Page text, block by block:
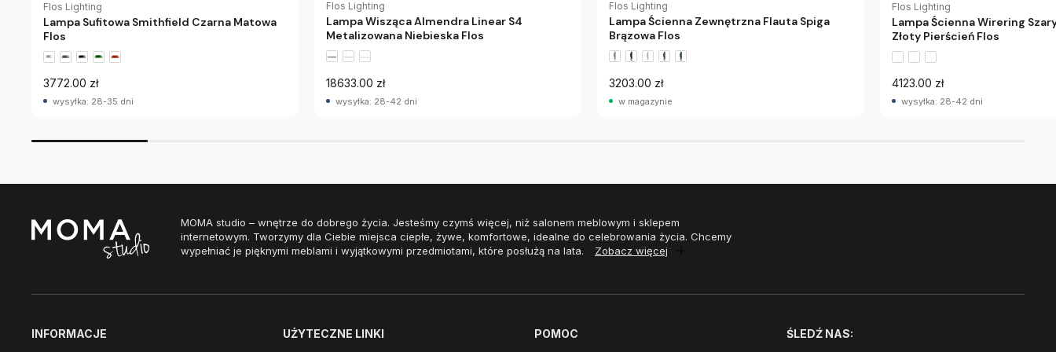
Flos Lighting
Lampa Sufitowa Smithfield Czarna Matowa
Flos
3772.00 zł
wysyłka: 28-35 dni
Flos Lighting
Lampa Wisząca Almendra Linear S4
Metalizowana Niebieska Flos
18633.00 zł
wysyłka: 28-42 dni
Flos Lighting
Lampa Ścienna Zewnętrzna Flauta Spiga
Brązowa Flos
3203.00 zł
w magazynie
Flos Lighting
Lampa Ścienna Wirering
Złoty Pierścień Flos
4123.00 zł
wysyłka: 28-42 dni
MOMA studio – wnętrze do dobrego życia. Jesteśmy czymś więcej, niż salonem meblowym i sklepem
internetowym. Tworzymy dla Ciebie miejsca ciepłe, żywe, komfortowe, idealne do celebrowania życia. Chcemy
wypełniać je pięknymi meblami i wyjątkowymi przedmiotami, które posłużą na lata.
Zobacz więcej
INFORMACJE UŻYTECZNE LINKI POMOC ŚLEDŹ NAS: